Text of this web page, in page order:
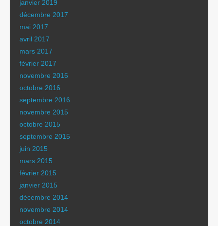
janvier 2019
décembre 2017
mai 2017
avril 2017
mars 2017
février 2017
novembre 2016
octobre 2016
septembre 2016
novembre 2015
octobre 2015
septembre 2015
juin 2015
mars 2015
février 2015
janvier 2015
décembre 2014
novembre 2014
octobre 2014